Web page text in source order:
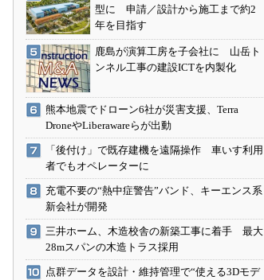
型に 申請／設計から施工まで約2
年を目指す
鹿島が演算工房を子会社に 山岳ト
ンネル工事の建設ICTを内製化
熊本地震でドローン6社が災害支援、Terra
DroneやLiberawareらが出動
「後付け」で既存建機を遠隔操作 車いす利用
者でもオペレーターに
充電不要の“熱中症警告”バンド、キーエンス系
新会社が開発
三井ホーム、木造校舎の新築工事に着手 最大
28mスパンの木造トラス採用
点群データを設計・維持管理で“使える3Dモデ